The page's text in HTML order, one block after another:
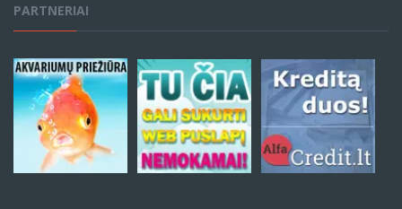
PARTNERIAI